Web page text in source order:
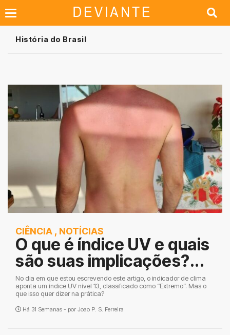
História do Brasil
CIÊNCIA , NOTÍCIAS
O que é índice UV e quais
são suas implicações?...
No dia em que estou escrevendo este artigo, o indicador de clima
aponta um índice UV nível 13, classificado como “Extremo”. Mas o
que isso quer dizer na prática?
Há 31 Semanas - por Joao P. S. Ferreira